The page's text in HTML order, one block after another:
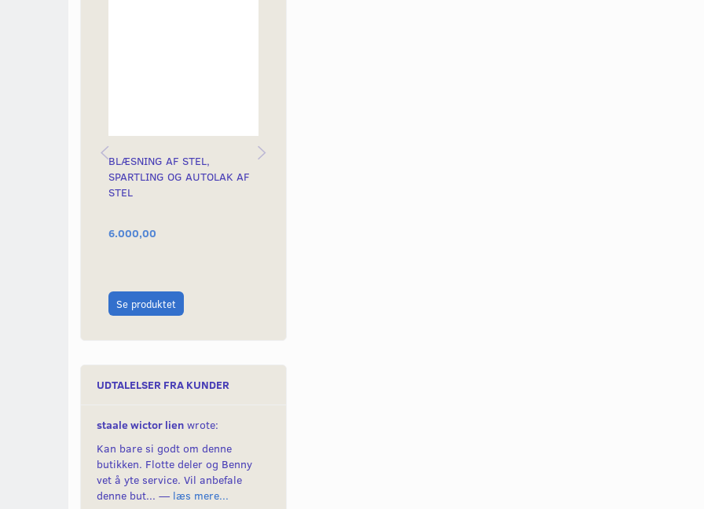
BLÆSNING AF STEL,
SPARTLING OG AUTOLAK AF
STEL
6.000,00
Se produktet
UDTALELSER FRA KUNDER
staale wictor lien wrote:
Kan bare si godt om denne
butikken. Flotte deler og Benny
vet å yte service. Vil anbefale
denne but... — læs mere...